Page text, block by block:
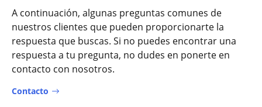
A continuación, algunas preguntas comunes de
nuestros clientes que pueden proporcionarte la
respuesta que buscas. Si no puedes encontrar una
respuesta a tu pregunta, no dudes en ponerte en
contacto con nosotros.
Contacto